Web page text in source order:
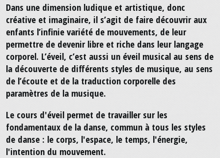
Dans une dimension ludique et artistique, donc
créative et imaginaire, il s’agit de faire découvrir aux
enfants l’infinie variété de mouvements, de leur
permettre de devenir libre et riche dans leur langage
corporel. L’éveil, c’est aussi un éveil musical au sens de
la découverte de différents styles de musique, au sens
de l’écoute et de la traduction corporelle des
paramètres de la musique.
Le cours d'éveil permet de travailler sur les
fondamentaux de la danse, commun à tous les styles
de danse : le corps, l'espace, le temps, l'énergie,
l'intention du mouvement.